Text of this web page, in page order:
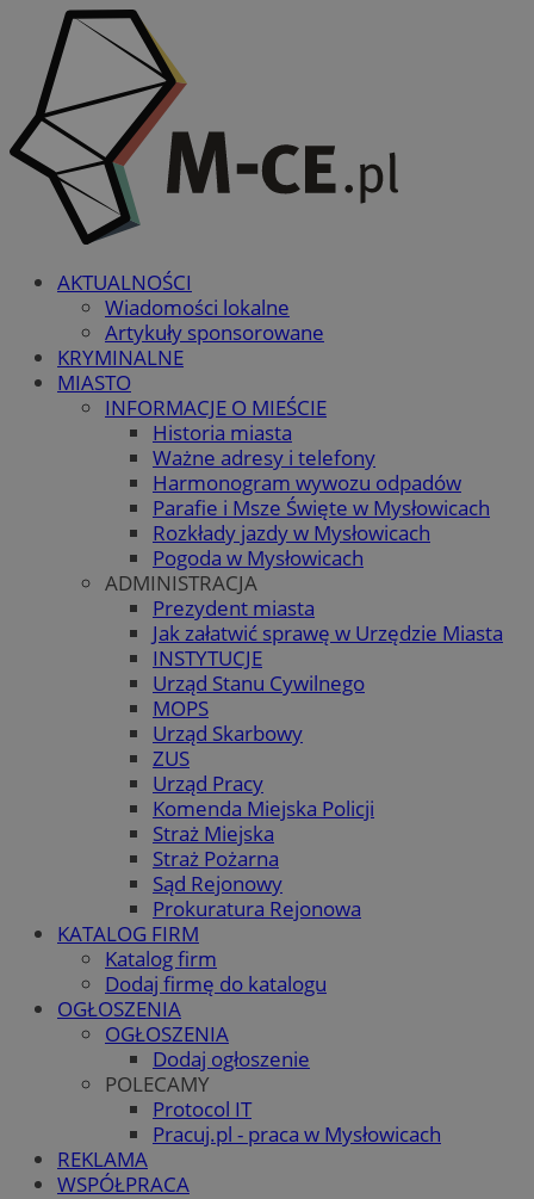
AKTUALNOŚCI
Wiadomości lokalne
Artykuły sponsorowane
KRYMINALNE
MIASTO
INFORMACJE O MIEŚCIE
Historia miasta
Ważne adresy i telefony
Harmonogram wywozu odpadów
Parafie i Msze Święte w Mysłowicach
Rozkłady jazdy w Mysłowicach
Pogoda w Mysłowicach
ADMINISTRACJA
Prezydent miasta
Jak załatwić sprawę w Urzędzie Miasta
INSTYTUCJE
Urząd Stanu Cywilnego
MOPS
Urząd Skarbowy
ZUS
Urząd Pracy
Komenda Miejska Policji
Straż Miejska
Straż Pożarna
Sąd Rejonowy
Prokuratura Rejonowa
KATALOG FIRM
Katalog firm
Dodaj firmę do katalogu
OGŁOSZENIA
OGŁOSZENIA
Dodaj ogłoszenie
POLECAMY
Protocol IT
Pracuj.pl - praca w Mysłowicach
REKLAMA
WSPÓŁPRACA